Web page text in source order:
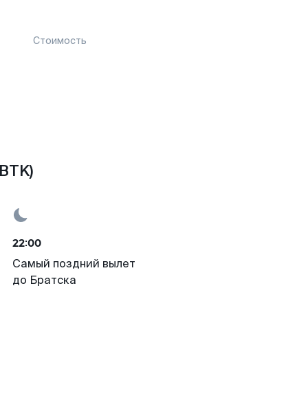
Стоимость
22:00
Самый поздний вылет
до Братска